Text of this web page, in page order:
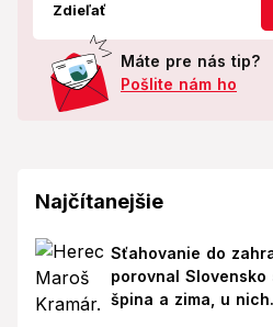
Zdieľať
Máte pre nás tip?
Pošlite nám ho
Najčítanejšie
Sťahovanie do
porovnal Slovensko
špina a zima, u